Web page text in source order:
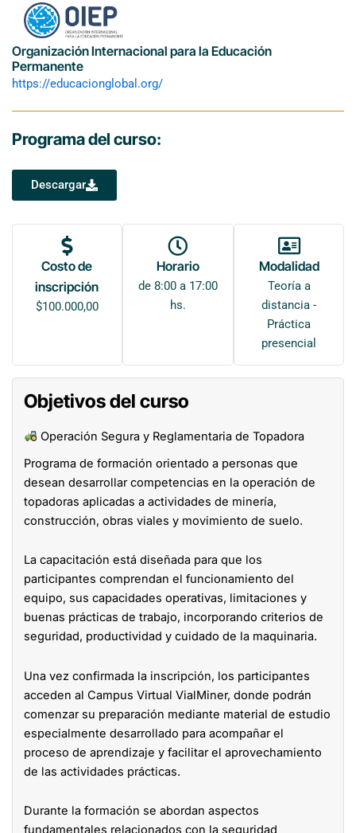
Organización Internacional para la Educación
Permanente
https://educacionglobal.org/
Programa del curso:
Descargar
Costo de
inscripción
$100.000,00
Horario
de 8:00 a 17:00
hs.
Modalidad
Teoría a
distancia -
Práctica
presencial
Objetivos del curso
Operación Segura y Reglamentaria de Topadora
Programa de formación orientado a personas que
desean desarrollar competencias en la operación de
topadoras aplicadas a actividades de minería,
construcción, obras viales y movimiento de suelo.
La capacitación está diseñada para que los
participantes comprendan el funcionamiento del
equipo, sus capacidades operativas, limitaciones y
buenas prácticas de trabajo, incorporando criterios de
seguridad, productividad y cuidado de la maquinaria.
Una vez confirmada la inscripción, los participantes
acceden al Campus Virtual VialMiner, donde podrán
comenzar su preparación mediante material de estudio
especialmente desarrollado para acompañar el
proceso de aprendizaje y facilitar el aprovechamiento
de las actividades prácticas.
Durante la formación se abordan aspectos
fundamentales relacionados con la seguridad